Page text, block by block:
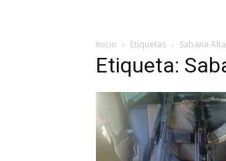
Inicio Etiquetas Sabana Alta
Etiqueta: